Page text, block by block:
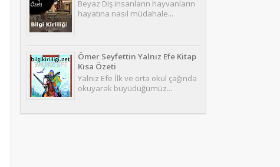
Beyaz Diş insanların hayvanların
hayatına nasıl müdahale...
Ömer Seyfettin Yalnız Efe Kitap
Kısa Özeti
Yalnız Efe İlk ve orta okul çağında
okuyarak büyüdüğümüz...